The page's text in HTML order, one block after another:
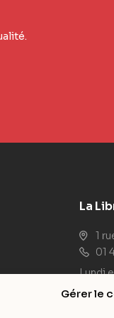
Gérer le
La
1
01
Lundi
Du